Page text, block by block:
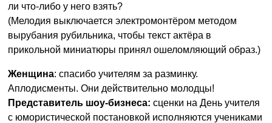
ли что-либо у него взять?
(Мелодия выключается электромонтёром методом
вырубания рубильника, чтобы текст актёра в
прикольной миниатюры принял ошеломляющий образ.)
Женщина: спасибо учителям за разминку.
Аплодисменты. Они действительно молодцы!
Представитель шоу-бизнеса: сценки на День учителя
с юмористической постановкой исполняются учениками